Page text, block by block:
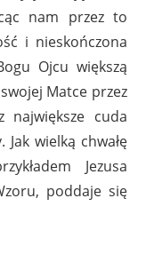
nam przez to
i nieskończona
Ojcu większą
Matce przez
największe cuda
Jak wielką chwałę
Jezusa
poddaje się